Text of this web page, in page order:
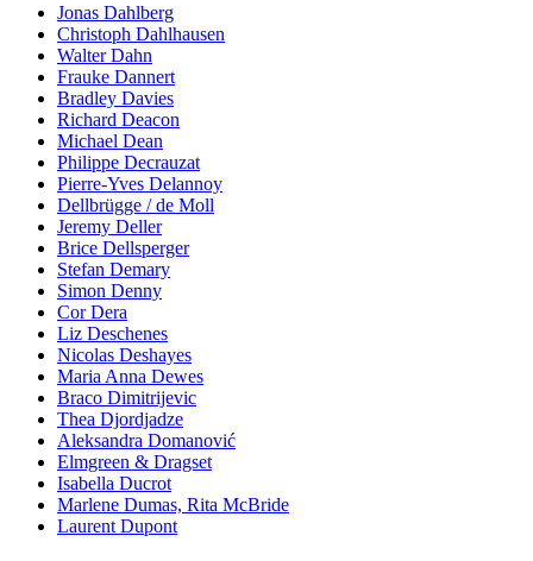
Jonas Dahlberg
Christoph Dahlhausen
Walter Dahn
Frauke Dannert
Bradley Davies
Richard Deacon
Michael Dean
Philippe Decrauzat
Pierre-Yves Delannoy
Dellbrügge / de Moll
Jeremy Deller
Brice Dellsperger
Stefan Demary
Simon Denny
Cor Dera
Liz Deschenes
Nicolas Deshayes
Maria Anna Dewes
Braco Dimitrijevic
Thea Djordjadze
Aleksandra Domanović
Elmgreen & Dragset
Isabella Ducrot
Marlene Dumas, Rita McBride
Laurent Dupont